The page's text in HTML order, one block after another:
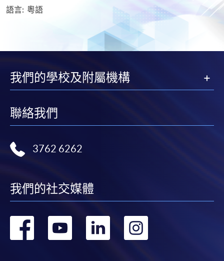
語言: 粵語
我們的學校及附屬機構
聯絡我們
3762 6262
我們的社交媒體
轉
轉
轉